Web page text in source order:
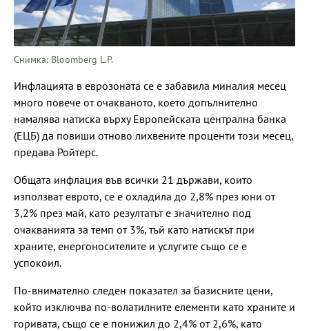
Снимка: Bloomberg L.P.
Инфлацията в еврозоната се е забавила миналия месец
много повече от очакваното, което допълнително
намалява натиска върху Европейската централна банка
(ЕЦБ) да повиши отново лихвените проценти този месец,
предава Ройтерс.
Общата инфлация във всички 21 държави, които
използват еврото, се е охладила до 2,8% през юни от
3,2% през май, като резултатът е значително под
очакванията за темп от 3%, тъй като натискът при
храните, енергоносителите и услугите също се е
успокоил.
По-внимателно следен показател за базисните цени,
който изключва по-волатилните елементи като храните и
горивата, също се е понижил до 2,4% от 2,6%, като